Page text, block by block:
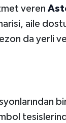
veren
aile
da yerli